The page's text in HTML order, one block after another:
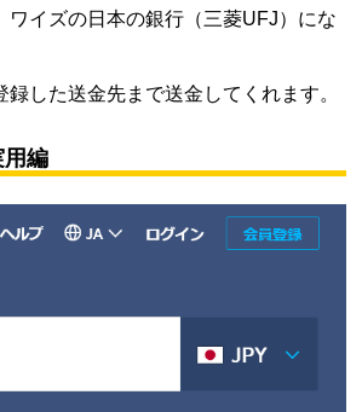
ワイズの日本の銀行（三菱UFJ）にな
した送金先まで送金してくれます。
用編